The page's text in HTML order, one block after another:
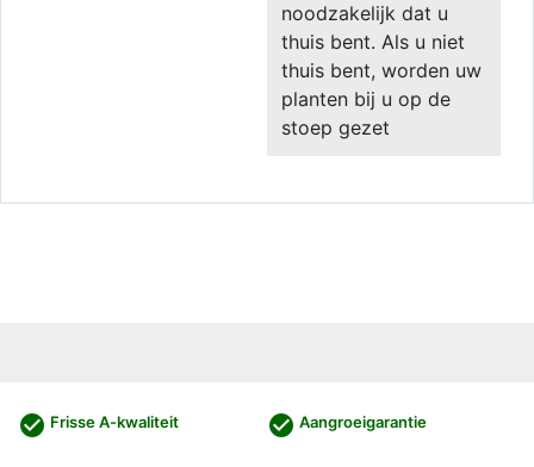
noodzakelijk dat u
thuis bent. Als u niet
thuis bent, worden uw
planten bij u op de
stoep gezet
check_circle Frisse A-kwaliteit check_circle Aangroeigarantie